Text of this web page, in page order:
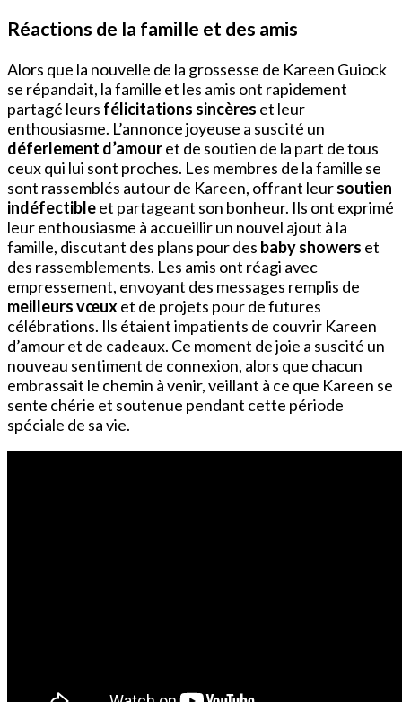
Réactions de la famille et des amis
Alors que la nouvelle de la grossesse de Kareen Guiock
se répandait, la famille et les amis ont rapidement
partagé leurs félicitations sincères et leur
enthousiasme. L’annonce joyeuse a suscité un
déferlement d’amouret de soutien de la part de tous
ceux qui lui sont proches. Les membres de la famille se
sont rassemblés autour de Kareen, offrant leursoutien
indéfectibleet partageant son bonheur. Ils ont exprimé
leur enthousiasme à accueillir un nouvel ajout à la
famille, discutant des plans pour des baby showers et
des rassemblements. Les amis ont réagi avec
empressement, envoyant des messages remplis de
meilleurs vœuxet de projets pour de futures
célébrations. Ils étaient impatients de couvrir Kareen
d’amour et de cadeaux. Ce moment de joie a suscité un
nouveau sentiment de connexion, alors que chacun
embrassait le chemin à venir, veillant à ce que Kareen se
sente chérie et soutenue pendant cette période
spéciale de sa vie.